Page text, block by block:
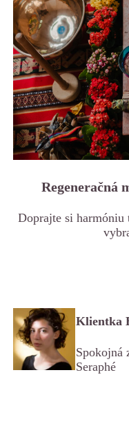
Regeneračná
Doprajte si harmóniu
Klientka
Spokojná
Seraphé